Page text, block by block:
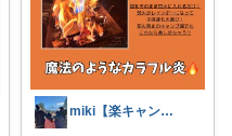
miki【楽キャン٩(๑❛ᴗ❛๑)۶】